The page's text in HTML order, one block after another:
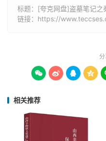
标题：[夸克网盘]盗墓笔记之
链接： https://
分
   
相关推荐